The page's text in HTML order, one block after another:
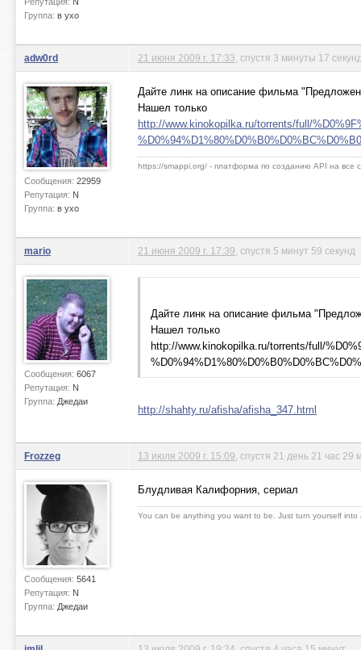
Группа: в ухо
adw0rd
Сообщения: 22959
Репутация: N
Группа: в ухо
21 июня 2009 г. 17:33 , спустя 3 минуты 17
Дайте линк на описание фильма
Нашел только
http://www.kinokopilka.ru/torrents/full/
%D0%94%D1%80%D0%B0%D0%BC%D0%B0
https://smappi.org/ - платформа по созданию API на все
mario
Сообщения: 6067
Репутация: N
Группа: Джедаи
21 июня 2009 г. 17:39 , спустя 5 минут 59 секунд
Дайте линк на описание фильма
Нашел только
http://www.kinokopilka.ru/torrents/full/
http://shahty.ru/afisha/afisha_347.html
Frozzeg
Сообщения: 5641
Репутация: N
Группа: Джедаи
13 июля 2009 г. 15:09 , спустя 21 день 21 час 29
Блудливая Калифорния, сериал
You can be anything you want to be. Just turn yourself